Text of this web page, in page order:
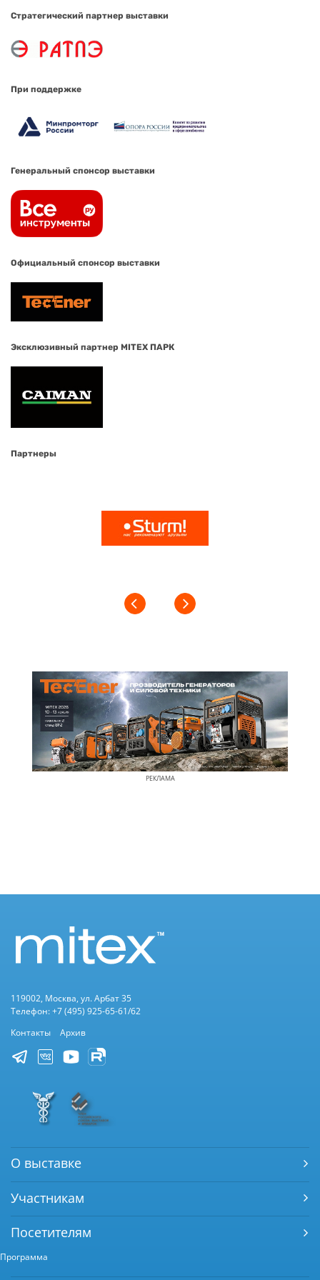
Стратегический партнер выставки
При поддержке
Генеральный спонсор выставки
Официальный спонсор выставки
Эксклюзивный партнер MITEX ПАРК
Партнеры
РЕКЛАМА
119002, Москва, ул. Арбат 35
Телефон: +7 (495) 925-65-61/62
Контакты
Архив
О выставке
Участникам
Посетителям
Программа